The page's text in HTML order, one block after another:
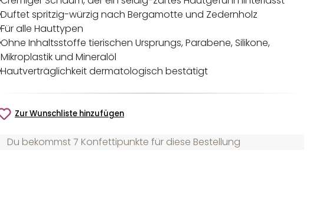
Duftet spritzig-würzig nach Bergamotte und Zedernholz
Für alle Hauttypen
Ohne Inhaltsstoffe tierischen Ursprungs, Parabene, Silikone,
Mikroplastik und Mineralöl
Hautverträglichkeit dermatologisch bestätigt
Zur Wunschliste hinzufügen
Du bekommst 7 Konfettipunkte für diese Bestellung